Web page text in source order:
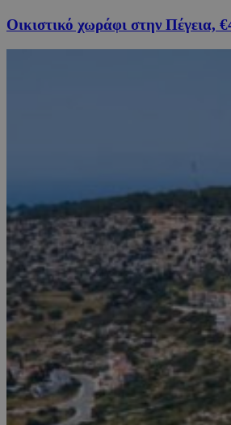
Οικιστικό χωράφι στην Πέγεια,